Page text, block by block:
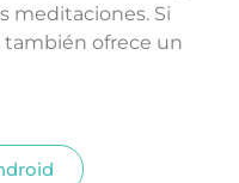
meditaciones. Si
también ofrece un